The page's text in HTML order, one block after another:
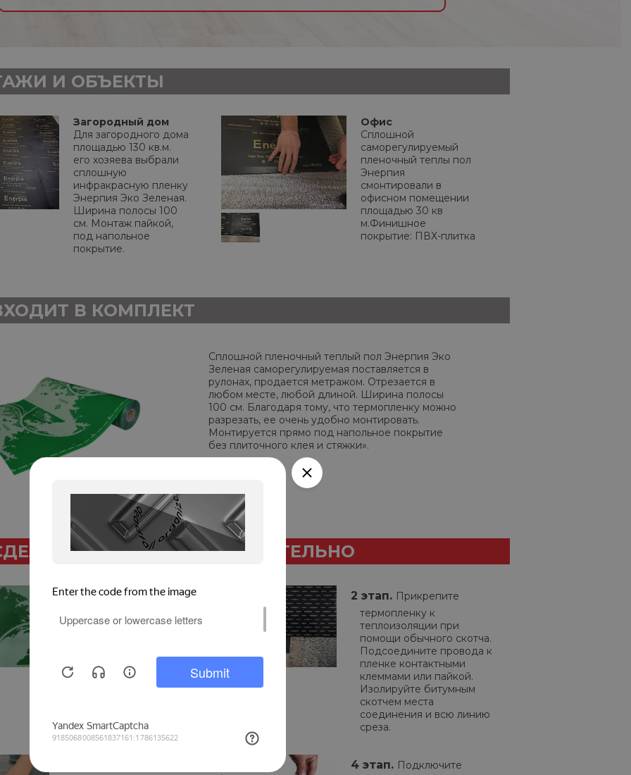
И ОБЪЕКТЫ
Загородный дом
Для загородного дома
площадью 130 кв.м.
его хозяева выбрали
сплошную
инфракрасную пленку
Энерпия Эко Зеленая.
Ширина полосы 100
см. Монтаж пайкой,
под напольное
покрытие.
Офис
Сплошной
саморегулируемый
пленочный теплы пол
Энерпия
смонтировали в
офисном помещении
площадью 30 кв
м.Финишное
покрытие: ПВХ-плитка
В КОМПЛЕКТ
Сплошной пленочный теплый пол Энерпия Эко
Зеленая саморегулируемая поставляется в
рулонах, продается метражом. Отрезается в
любом месте, любой длиной. Ширина полосы
100 см. Благодаря тому, что термопленку можно
разрезать, ее очень удобно монтировать.
Монтируется прямо под напольное покрытие
без плиточного клея и стяжки».
МОНТАЖ САМОСТОЯТЕЛЬНО
1 этап.Составьте план
определите место
черновую поверхность
пола уложите
теплоотражающую
нужной длины.
2 этап. Прикрепите
термопленку к
теплоизоляции при
помощи обычного скотча.
Подсоедините провода к
пленке контактными
клеммами или пайкой.
Изолируйте битумным
скотчем места
соединения и всю линию
среза.
4 этап. Подключите